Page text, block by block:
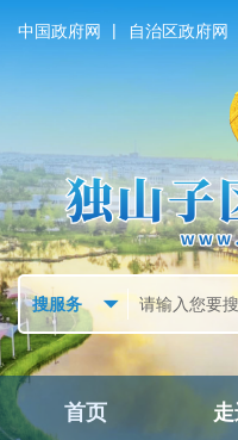
中国政府网 | 自治区政府网
首页